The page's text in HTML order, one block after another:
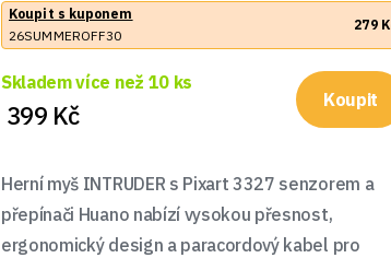
Koupit s kuponem
26SUMMEROFF30
279
Skladem více než 10 ks
399 Kč Koupit
Herní myš INTRUDER s Pixart 3327 senzorem a
přepínači Huano nabízí vysokou přesnost,
ergonomický design a paracordový kabel pro